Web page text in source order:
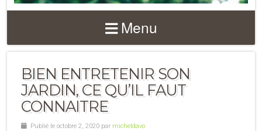
Menu
BIEN ENTRETENIR SON
JARDIN, CE QU’IL FAUT
CONNAITRE
Publié le octobre 2, 2020 par micheldavo